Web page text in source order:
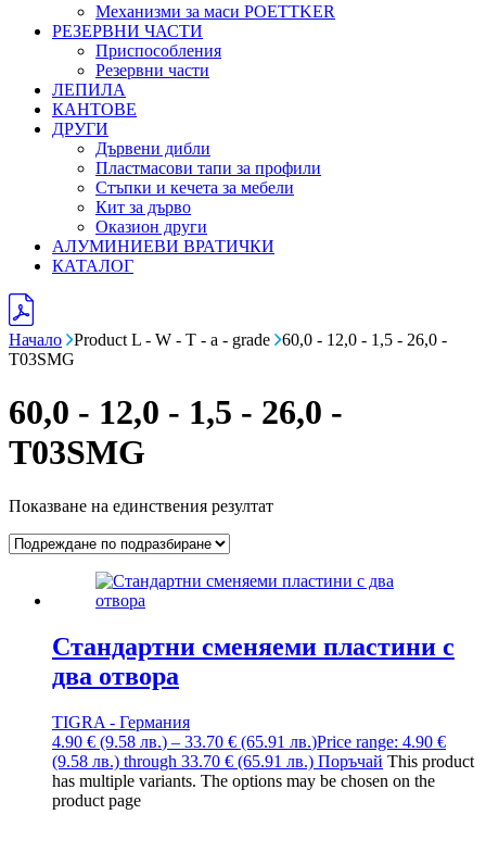
Механизми за маси POETTKER
РЕЗЕРВНИ ЧАСТИ
Приспособления
Резервни части
ЛЕПИЛА
КАНТОВЕ
ДРУГИ
Дървени дибли
Пластмасови тапи за профили
Стъпки и кечета за мебели
Кит за дърво
Оказион други
АЛУМИНИЕВИ ВРАТИЧКИ
КАТАЛОГ
Начало Product L - W - T - a - grade
60,0 - 12,0 - 1,5 - 26,0 -
T03SMG
60,0 - 12,0 - 1,5 - 26,0 -
T03SMG
Показване на единствения резултат
Стандартни сменяеми пластини с
два отвора
TIGRA - Германия
4.90 € (9.58 лв.) – 33.70 € (65.91 лв.)Price range: 4.90 €
(9.58 лв.) through 33.70 € (65.91 лв.) Поръчай This product
has multiple variants. The options may be chosen on the
product page